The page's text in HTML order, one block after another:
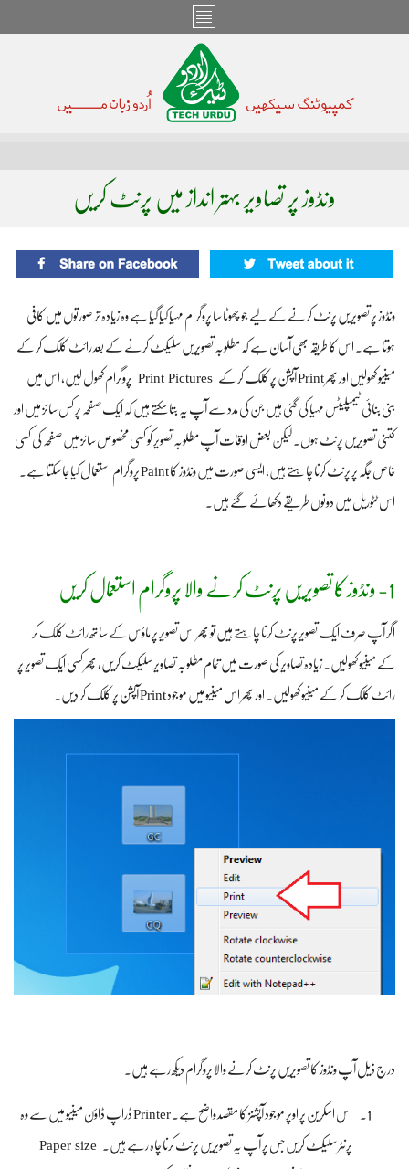
ونڈوز پر تصاویر بہتر انداز میں پرنٹ کریں
ونڈوز پر تصویریں پرنٹ کرنے کے لیے جو چھوٹا سا پروگرام مہیا کیا گیا ہے وہ زیادہ تر صورتوں میں کافی
ہوتا ہے۔ اس کا طریقہ بھی آسان ہے کہ مطلوبہ تصویریں سلیکٹ کرنے کے بعد رائٹ کلک کر کے
مینیو کھولیں اور پھر Print آپشن پر کلک کر کے Print Pictures پروگرام کھول لیں، اس میں
بنی بنائی ٹیمپلیٹس مہیا کی گئی ہیں جن کی مدد سے آپ یہ بتا سکتے ہیں کہ ایک صفحہ پر کس سائز میں اور
کتنی تصویریں پرنٹ ہوں۔ لیکن بعض اوقات آپ مطلوبہ تصویر کو کسی مخصوص سائز میں صفحہ کی کسی
خاص جگہ پر پرنٹ کرنا چاہتے ہیں، ایسی صورت میں ونڈوز کا Paint پروگرام استعمال کیا جا سکتا ہے۔
اس ٹٹوریل میں دونوں طریقے دکھائے گئے ہیں۔
1- ونڈوز کا تصویریں پرنٹ کرنے والا پروگرام استعمال کریں
اگر آپ صرف ایک تصویر پرنٹ کرنا چاہتے ہیں تو پھر اس تصویر پر ماؤس کے ساتھ رائٹ کلک کر
کے مینیو کھولیں۔ زیادہ تصاویر کی صورت میں تمام مطلوبہ تصاویر سلیکٹ کریں، پھر کسی ایک تصویر پر
رائٹ کلک کر کے مینیو کھولیں۔ اور پھر اس مینیو میں موجود Print آپشن پر کلک کر دیں۔
درج ذیل آپ ونڈوز کا تصویریں پرنٹ کرنے والا پروگرام دیکھ رہے ہیں۔
اس اسکرین پر اوپر موجود آپشنز کا مقصد واضح ہے۔ Printer ڈراپ ڈاؤن مینیو میں سے وہ
پرنٹر سلیکٹ کریں جس پر آپ یہ تصویریں پرنٹ کرنا چاہ رہے ہیں۔ Paper size